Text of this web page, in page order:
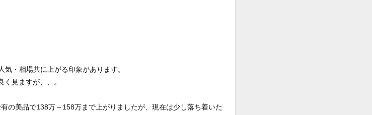
・相場共に上がる印象があります。
見ますが、、。
の美品で138万～158万まで上がりましたが、現在は少し落ち着いた